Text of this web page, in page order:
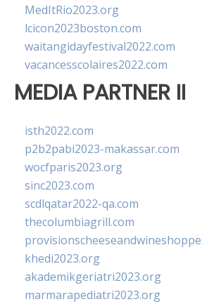
MedItRio2023.org
lcicon2023boston.com
waitangidayfestival2022.com
vacancesscolaires2022.com
MEDIA PARTNER II
isth2022.com
p2b2pabi2023-makassar.com
wocfparis2023.org
sinc2023.com
scdlqatar2022-qa.com
thecolumbiagrill.com
khedi2023.org
akademikgeriatri2023.org
marmarapediatri2023.org